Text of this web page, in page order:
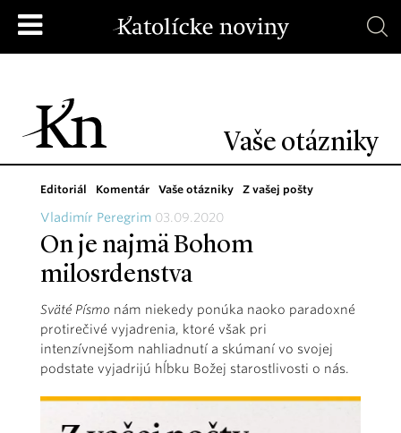
Vaše otázniky
Editoriál Komentár Vaše otázniky Z vašej pošty
Vladimír Peregrim 03.09.2020
On je najmä Bohom
milosrdenstva
Sväté Písmo nám niekedy ponúka naoko paradoxné
protirečivé vyjadrenia, ktoré však pri
intenzívnejšom nahliadnutí a skúmaní vo svojej
podstate vyjadrijú hĺbku Božej starostlivosti o nás.